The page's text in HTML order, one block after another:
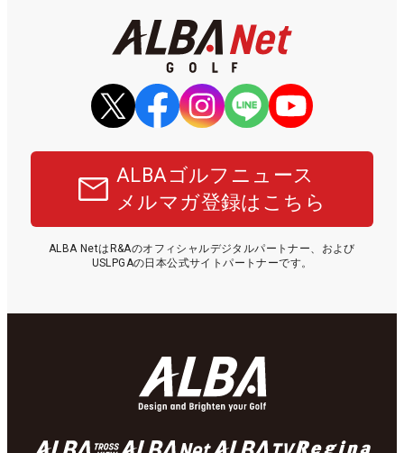
ALBAゴルフニュース
メルマガ登録はこちら
ALBA NetはR&Aのオフィシャルデジタルパートナー、および
USLPGAの日本公式サイトパートナーです。